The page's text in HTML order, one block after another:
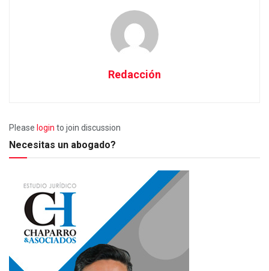
Redacción
Please login to join discussion
Necesitas un abogado?